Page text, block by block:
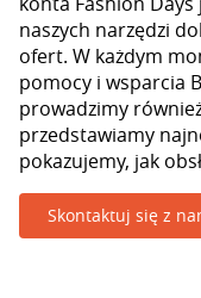
naszych narzędzi
ofert. W każdym
pomocy i wsparcia
prowadzimy
przedstawiamy
pokazujemy, jak
Skontaktuj się z